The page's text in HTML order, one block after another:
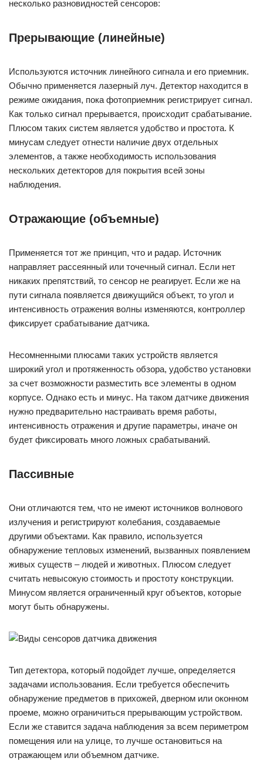
несколько разновидностей сенсоров:
Прерывающие (линейные)
Используются источник линейного сигнала и его приемник.
Обычно применяется лазерный луч. Детектор находится в
режиме ожидания, пока фотоприемник регистрирует сигнал.
Как только сигнал прерывается, происходит срабатывание.
Плюсом таких систем является удобство и простота. К
минусам следует отнести наличие двух отдельных
элементов, а также необходимость использования
нескольких детекторов для покрытия всей зоны
наблюдения.
Отражающие (объемные)
Применяется тот же принцип, что и радар. Источник
направляет рассеянный или точечный сигнал. Если нет
никаких препятствий, то сенсор не реагирует. Если же на
пути сигнала появляется движущийся объект, то угол и
интенсивность отражения волны изменяются, контроллер
фиксирует срабатывание датчика.
Несомненными плюсами таких устройств является
широкий угол и протяженность обзора, удобство установки
за счет возможности разместить все элементы в одном
корпусе. Однако есть и минус. На таком датчике движения
нужно предварительно настраивать время работы,
интенсивность отражения и другие параметры, иначе он
будет фиксировать много ложных срабатываний.
Пассивные
Они отличаются тем, что не имеют источников волнового
излучения и регистрируют колебания, создаваемые
другими объектами. Как правило, используется
обнаружение тепловых изменений, вызванных появлением
живых существ – людей и животных. Плюсом следует
считать невысокую стоимость и простоту конструкции.
Минусом является ограниченный круг объектов, которые
могут быть обнаружены.
Тип детектора, который подойдет лучше, определяется
задачами использования. Если требуется обеспечить
обнаружение предметов в прихожей, дверном или оконном
проеме, можно ограничиться прерывающим устройством.
Если же ставится задача наблюдения за всем периметром
помещения или на улице, то лучше остановиться на
отражающем или объемном датчике.